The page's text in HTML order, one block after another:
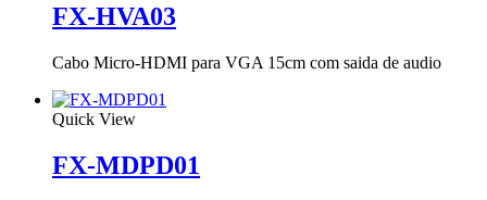
FX-HVA03
Cabo Micro-HDMI para VGA 15cm com saida de audio
Quick View
FX-MDPD01